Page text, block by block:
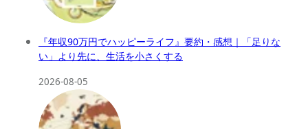
『年収90万円でハッピーライフ』要約・感想｜「足りな
い」より先に、生活を小さくする
2026-08-05